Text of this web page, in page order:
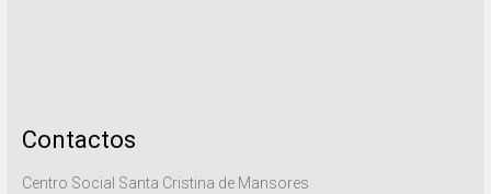
Contactos
Centro Social Santa Cristina de Mansores